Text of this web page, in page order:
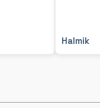
Halmik